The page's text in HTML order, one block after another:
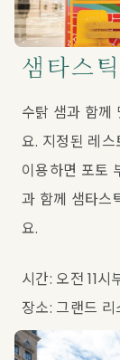
샘타스
수탉 샘과 함께
요. 지정된 레
이용하면 포토
과 함께 샘타스
요.
시간: 오전 11시
장소: 그랜드